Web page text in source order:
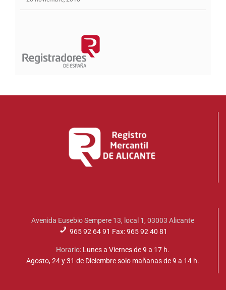
Avenida Eusebio Sempere 13, local 1, 03003 Alicante
965 92 64 91 Fax: 965 92 40 81
Horario: Lunes a Viernes de 9 a 17 h.
Agosto, 24 y 31 de Diciembre solo mañanas de 9 a 14 h.